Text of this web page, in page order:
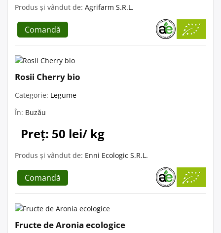
Produs și vândut de: Agrifarm S.R.L.
Comandă
Rosii Cherry bio
Categorie: Legume
În: Buzău
Preț: 50 lei/ kg
Produs și vândut de: Enni Ecologic S.R.L.
Comandă
Fructe de Aronia ecologice